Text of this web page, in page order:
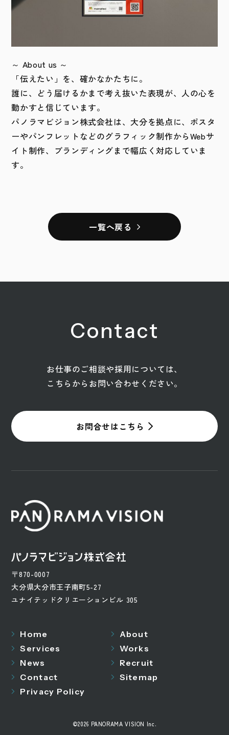
～ About us ～
「伝えたい」を、確かなかたちに。
誰に、どう届けるかまで考え抜いた表現が、人の心を
動かすと信じています。
パノラマビジョン株式会社は、大分を拠点に、ポスタ
ーやパンフレットなどのグラフィック制作からWebサ
イト制作、ブランディングまで幅広く対応していま
す。
一覧へ戻る
Contact
お仕事のご相談や採用については、
こちらからお問い合わせください。
お問合せはこちら
〒870-0007
大分県大分市王子南町5-27
ユナイテッドクリエーションビル 305
Home
About
Services
Works
News
Recruit
Contact
Sitemap
Privacy Policy
©2026 PANORAMA VISION Inc.